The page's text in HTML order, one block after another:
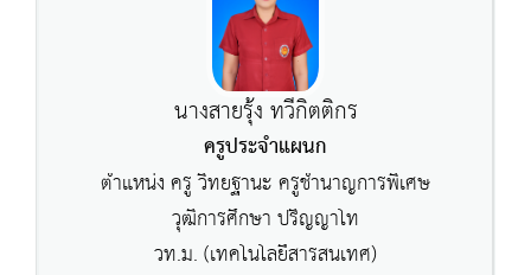
นางสายรุ้ง ทวีกิตติกร
ครูประจำแผนก
ตำแหน่ง ครู วิทยฐานะ ครูชำนาญการพิเศษ
วุฒิการศึกษา ปริญญาโท
วท.ม. (เทคโนโลยีสารสนเทศ)